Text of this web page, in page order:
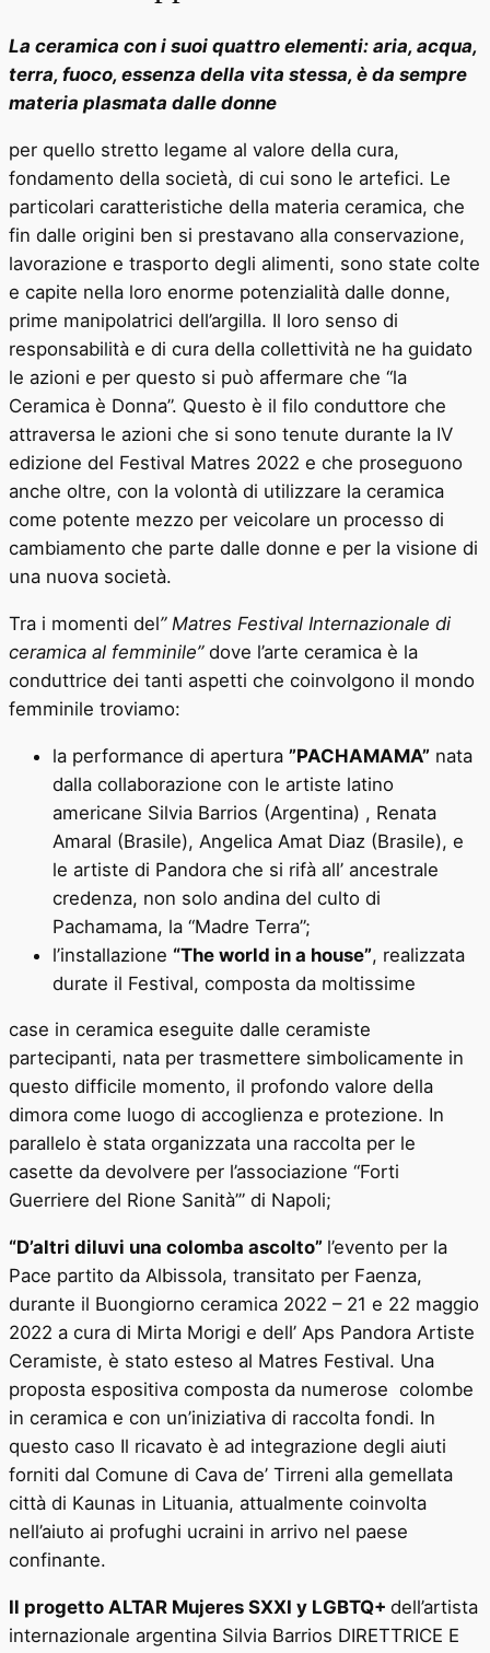
La ceramica con i suoi quattro elementi: aria, acqua,
terra, fuoco, essenza della vita stessa, è da sempre
materia plasmata dalle donne
per quello stretto legame al valore della cura,
fondamento della società, di cui sono le artefici. Le
particolari caratteristiche della materia ceramica, che
fin dalle origini ben si prestavano alla conservazione,
lavorazione e trasporto degli alimenti, sono state colte
e capite nella loro enorme potenzialità dalle donne,
prime manipolatrici dell’argilla. Il loro senso di
responsabilità e di cura della collettività ne ha guidato
le azioni e per questo si può affermare che “la
Ceramica è Donna”. Questo è il filo conduttore che
attraversa le azioni che si sono tenute durante la IV
edizione del Festival Matres 2022 e che proseguono
anche oltre, con la volontà di utilizzare la ceramica
come potente mezzo per veicolare un processo di
cambiamento che parte dalle donne e per la visione di
una nuova società.
Tra i momenti del” Matres Festival Internazionale di
ceramica al femminile”dove l’arte ceramica è la
conduttrice dei tanti aspetti che coinvolgono il mondo
femminile troviamo:
la performance di apertura ”PACHAMAMA” nata
dalla collaborazione con le artiste latino
americane Silvia Barrios (Argentina) , Renata
Amaral (Brasile), Angelica Amat Diaz (Brasile), e
le artiste di Pandora che si rifà all’ ancestrale
credenza, non solo andina del culto di
Pachamama, la “Madre Terra”;
l’installazione “The world in a house”, realizzata
durate il Festival, composta da moltissime
case in ceramica eseguite dalle ceramiste
partecipanti, nata per trasmettere simbolicamente in
questo difficile momento, il profondo valore della
dimora come luogo di accoglienza e protezione. In
parallelo è stata organizzata una raccolta per le
casette da devolvere per l’associazione “Forti
Guerriere del Rione Sanità’” di Napoli;
“D’altri diluvi una colomba ascolto” l’evento per la
Pace partito da Albissola, transitato per Faenza,
durante il Buongiorno ceramica 2022 – 21 e 22 maggio
2022 a cura di Mirta Morigi e dell’ Aps Pandora Artiste
Ceramiste, è stato esteso al Matres Festival. Una
proposta espositiva composta da numerose colombe
in ceramica e con un’iniziativa di raccolta fondi. In
questo caso Il ricavato è ad integrazione degli aiuti
forniti dal Comune di Cava de’ Tirreni alla gemellata
città di Kaunas in Lituania, attualmente coinvolta
nell’aiuto ai profughi ucraini in arrivo nel paese
confinante.
Il progetto ALTAR Mujeres SXXI y LGBTQ+ dell’artista
internazionale argentina Silvia Barrios DIRETTRICE E